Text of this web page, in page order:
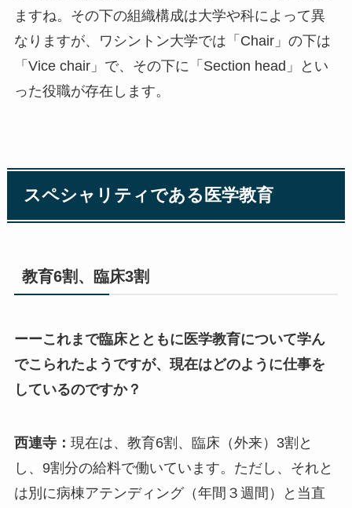
ますね。その下の組織構成は大学や科によって異
なりますが、ワシントン大学では「Chair」の下は
「Vice chair」で、その下に「Section head」とい
った役職が存在します。
スペシャリティである医学教育
教育6割、臨床3割
ーーこれまで臨床とともに医学教育について学ん
でこられたようですが、現在はどのように仕事を
しているのですか？
西連寺： 現在は、教育6割、臨床（外来）3割と
し、9割分の給料で働いています。ただし、それと
は別に病棟アテンディング（年間３週間）と当直